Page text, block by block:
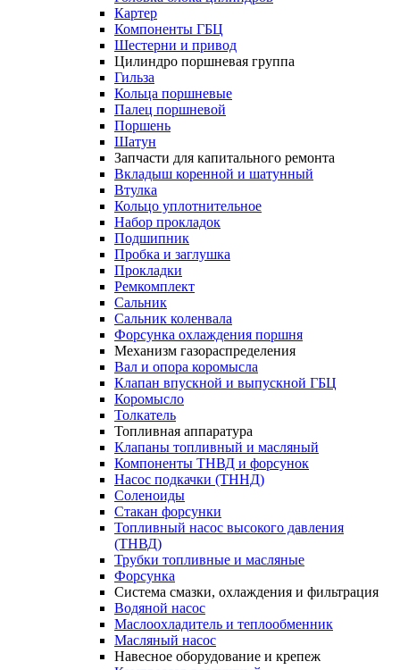
Картер
Компоненты ГБЦ
Шестерни и привод
Цилиндро поршневая группа
Гильза
Кольца поршневые
Палец поршневой
Поршень
Шатун
Запчасти для капитального ремонта
Вкладыш коренной и шатунный
Втулка
Кольцо уплотнительное
Набор прокладок
Подшипник
Пробка и заглушка
Прокладки
Ремкомплект
Сальник
Сальник коленвала
Форсунка охлаждения поршня
Механизм газораспределения
Вал и опора коромысла
Клапан впускной и выпускной ГБЦ
Коромысло
Толкатель
Топливная аппаратура
Клапаны топливный и масляный
Компоненты ТНВД и форсунок
Насос подкачки (ТННД)
Соленоиды
Стакан форсунки
Топливный насос высокого давления
(ТНВД)
Трубки топливные и масляные
Форсунка
Система смазки, охлаждения и фильтрация
Водяной насос
Маслоохладитель и теплообменник
Масляный насос
Навесное оборудование и крепеж